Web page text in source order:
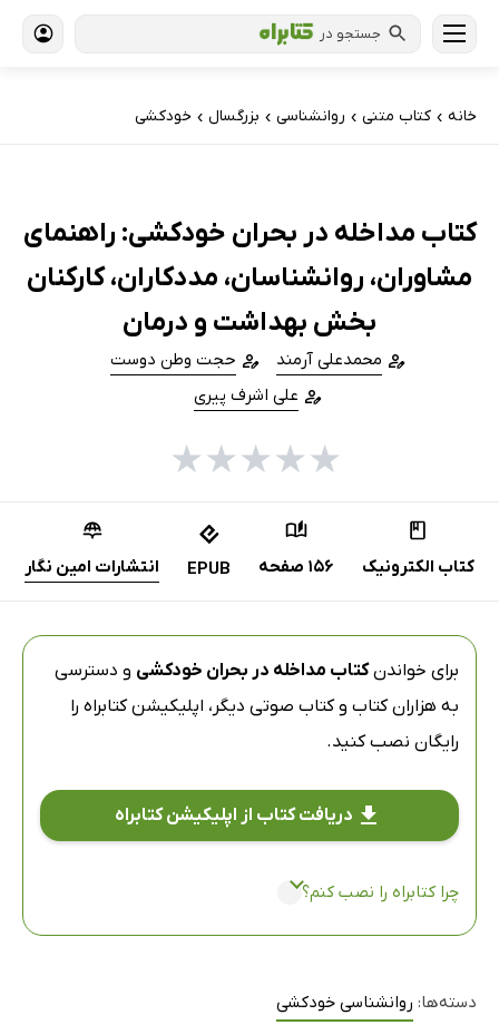
جستجو در
خانه › کتاب‌ متنی › روانشناسی › بزرگسال › خودکشی
کتاب مداخله در بحران خودکشی: راهنمای
مشاوران، روانشناسان، مددکاران، کارکنان
بخش بهداشت و درمان
محمدعلی آرمند
حجت وطن دوست
علی اشرف پیری
★
★
★
★
★
کتاب الکترونیک 156 صفحه EPUB انتشارات امین نگار
برای خواندنکتاب مداخله در بحران خودکشی و دسترسی
به هزاران کتاب و کتاب صوتی دیگر، اپلیکیشن کتابراه را
رایگان نصب کنید.
دریافت کتاب از اپلیکیشن کتابراه
چرا کتابراه را نصب کنم؟
دسته‌ها: روانشناسی خودکشی